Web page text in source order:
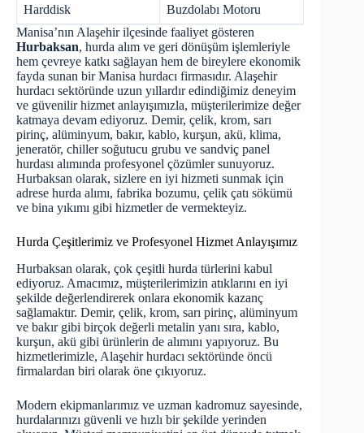
Harddisk
Buzdolabı Motoru
Manisa’nın Alaşehir ilçesinde faaliyet gösteren
Hurbaksan, hurda alım ve geri dönüşüm işlemleriyle
hem çevreye katkı sağlayan hem de bireylere ekonomik
fayda sunan birManisa hurdacı firmasıdır. Alaşehir
hurdacı sektöründe uzun yıllardır edindiğimiz deneyim
ve güvenilir hizmet anlayışımızla, müşterilerimize değer
katmaya devam ediyoruz. Demir, çelik, krom, sarı
pirinç, alüminyum, bakır, kablo, kurşun, akü, klima,
jeneratör, chiller soğutucu grubu ve sandviç panel
hurdası alımında profesyonel çözümler sunuyoruz.
Hurbaksan olarak, sizlere en iyi hizmeti sunmak için
adrese hurda alımı, fabrika bozumu, çelik çatı sökümü
ve bina yıkımı gibi hizmetler de vermekteyiz.
Hurda Çeşitlerimiz ve Profesyonel Hizmet Anlayışımız
Hurbaksan olarak, çok çeşitli hurda türlerini kabul
ediyoruz. Amacımız, müşterilerimizin atıklarını en iyi
şekilde değerlendirerek onlara ekonomik kazanç
sağlamaktır. Demir, çelik, krom, sarı pirinç, alüminyum
ve bakır gibi birçok değerli metalin yanı sıra, kablo,
kurşun, akü gibi ürünlerin de alımını yapıyoruz. Bu
hizmetlerimizle, Alaşehir hurdacı sektöründe öncü
firmalardan biri olarak öne çıkıyoruz.
Modern ekipmanlarımız ve uzman kadromuz sayesinde,
hurdalarınızı güvenli ve hızlı bir şekilde yerinden